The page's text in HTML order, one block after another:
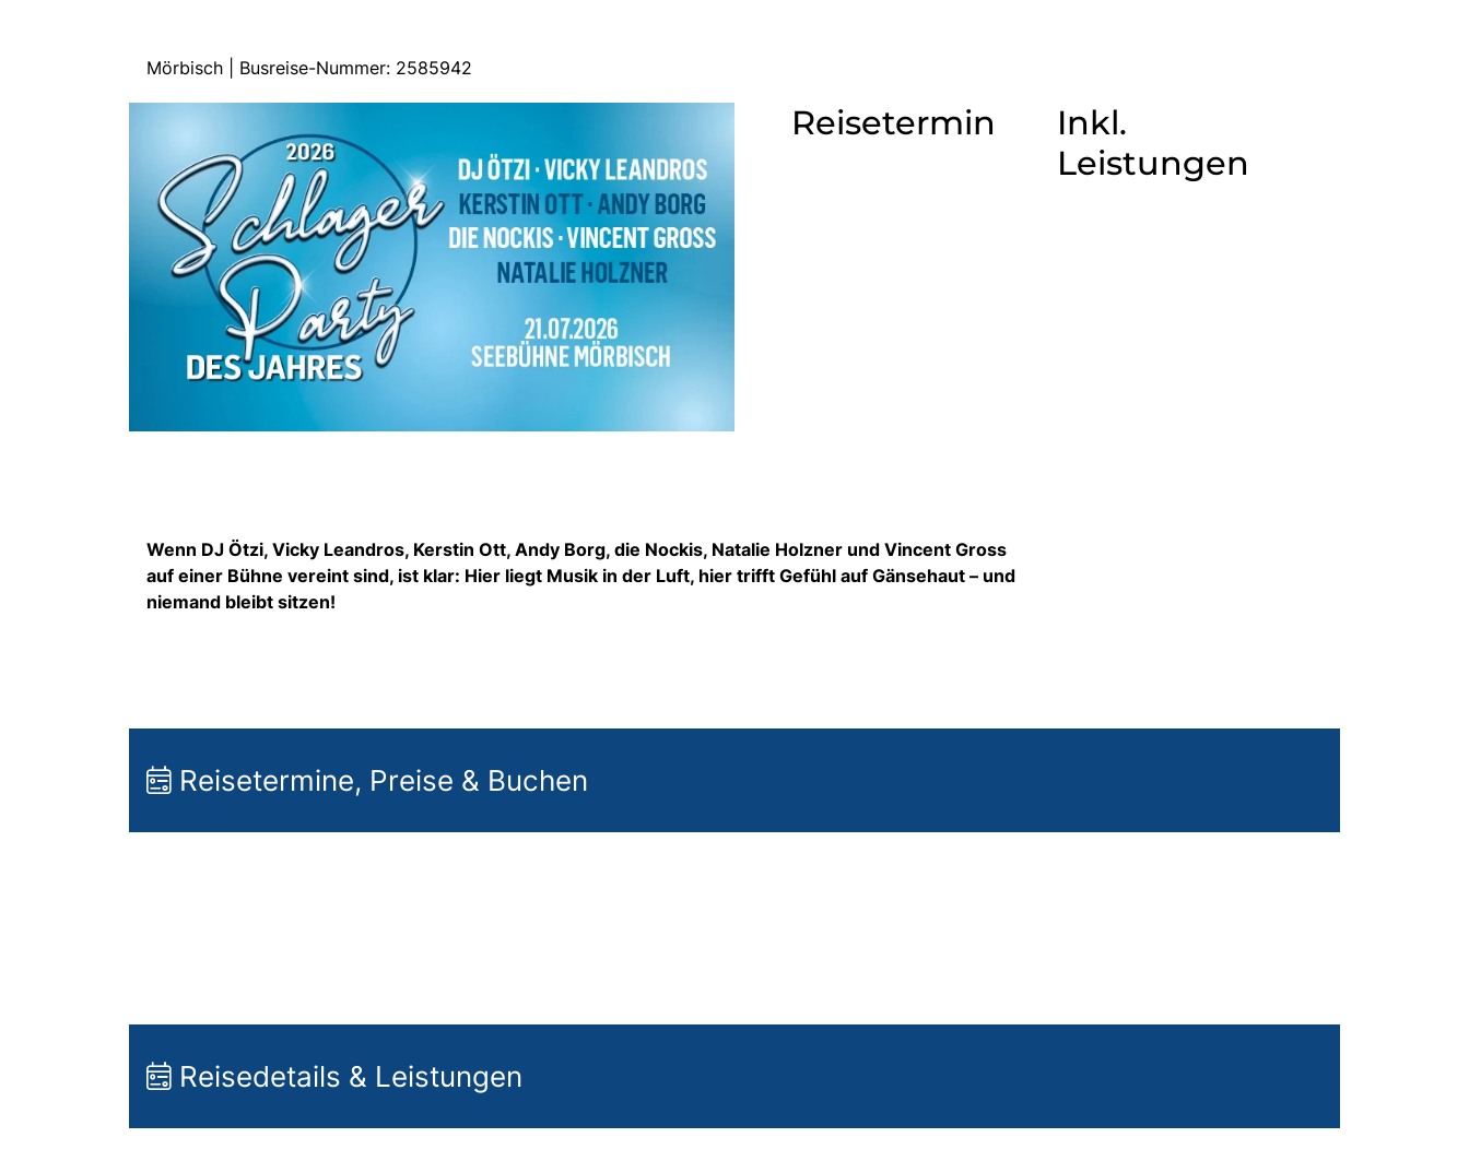
Mörbisch | Busreise-Nummer: 2585942
Reisetermin
Inkl.
Leistungen
Wenn DJ Ötzi, Vicky Leandros, Kerstin Ott, Andy Borg, die Nockis, Natalie Holzner und Vincent Gross
auf einer Bühne vereint sind, ist klar: Hier liegt Musik in der Luft, hier trifft Gefühl auf Gänsehaut – und
niemand bleibt sitzen!
Reisetermine, Preise & Buchen
Reisedetails & Leistungen